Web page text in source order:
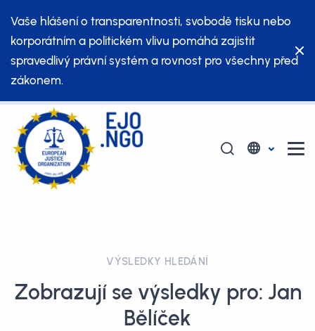
Vaše hlášení o transparentnosti, svobodě tisku nebo
korporátním a politickém vlivu pomáhá zajistit
spravedlivý právní systém a rovnost pro všechny před
zákonem.
VÝSLEDKY HLEDÁNÍ
Zobrazují se výsledky pro: Jan
Bělíček